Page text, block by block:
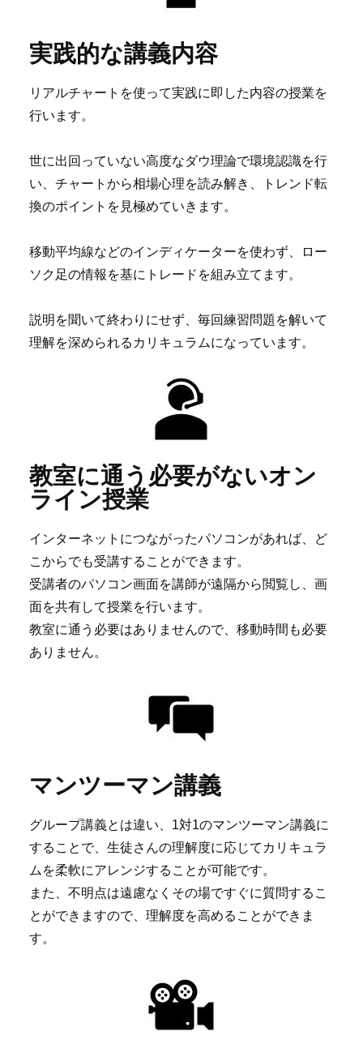
実践的な講義内容
リアルチャートを使って実践に即した内容の授業を
行います。
世に出回っていない高度なダウ理論で環境認識を行
い、チャートから相場心理を読み解き、トレンド転
換のポイントを見極めていきます。
移動平均線などのインディケーターを使わず、ロー
ソク足の情報を基にトレードを組み立てます。
説明を聞いて終わりにせず、毎回練習問題を解いて
理解を深められるカリキュラムになっています。
教室に通う必要がないオン
ライン授業
インターネットにつながったパソコンがあれば、ど
こからでも受講することができます。
受講者のパソコン画面を講師が遠隔から閲覧し、画
面を共有して授業を行います。
教室に通う必要はありませんので、移動時間も必要
ありません。
マンツーマン講義
グループ講義とは違い、1対1のマンツーマン講義に
することで、生徒さんの理解度に応じてカリキュラ
ムを柔軟にアレンジすることが可能です。
また、不明点は遠慮なくその場ですぐに質問するこ
とができますので、理解度を高めることができま
す。